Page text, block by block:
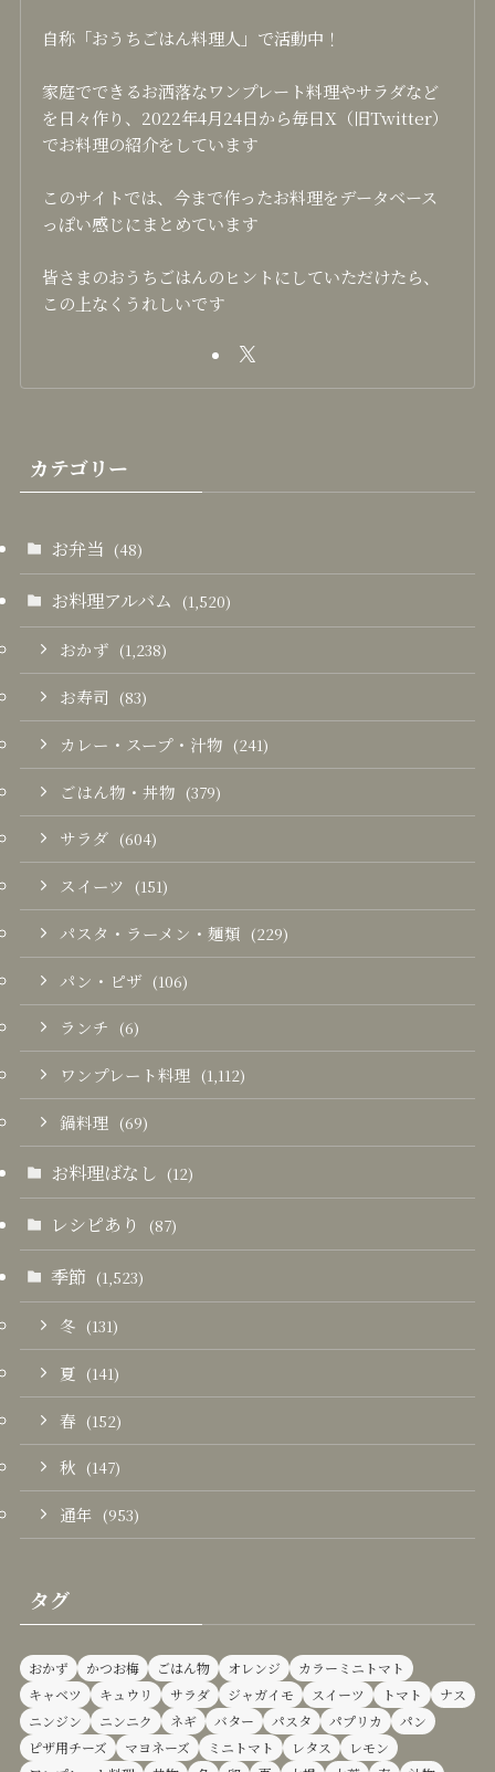
自称「おうちごはん料理人」で活動中！
家庭でできるお洒落なワンプレート料理やサラダなど
を日々作り、2022年4月24日から毎日X（旧Twitter）
でお料理の紹介をしています
このサイトでは、今まで作ったお料理をデータベース
っぽい感じにまとめています
皆さまのおうちごはんのヒントにしていただけたら、
この上なくうれしいです
カテゴリー
お弁当 (48)
お料理アルバム (1,520)
おかず (1,238)
お寿司 (83)
カレー・スープ・汁物 (241)
ごはん物・丼物 (379)
サラダ (604)
スイーツ (151)
パスタ・ラーメン・麺類 (229)
パン・ピザ (106)
ランチ (6)
ワンプレート料理 (1,112)
鍋料理 (69)
お料理ばなし (12)
レシピあり (87)
季節 (1,523)
冬 (131)
夏 (141)
春 (152)
秋 (147)
通年 (953)
タグ
おかず かつお梅 ごはん物 オレンジ
カラーミニトマト
キャベツ
キュウリ サラダ ジャガイモ スイーツ トマト
ナス
ニンジン
ニンニク ネギ バター パスタ パプリカ
パン
ピザ用チーズ
マヨネーズ ミニトマト レタス
レモン